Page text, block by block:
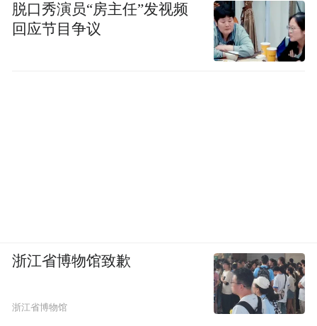
脱口秀演员“房主任”发视频
回应节目争议
浙江省博物馆致歉
浙江省博物馆